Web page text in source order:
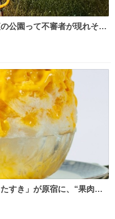
すき」が原宿に、“果肉た
＆定番ほうじ茶みつ -